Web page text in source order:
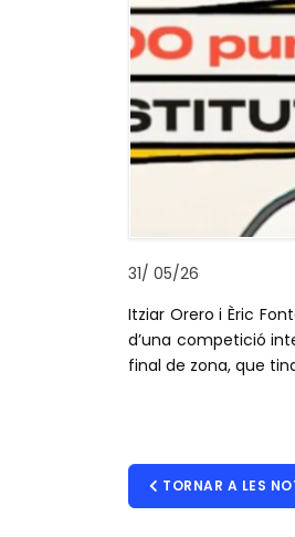
31/ 05/26
Itziar Orero i Èric
d’una competició
final de zona, que
TORNAR A LES